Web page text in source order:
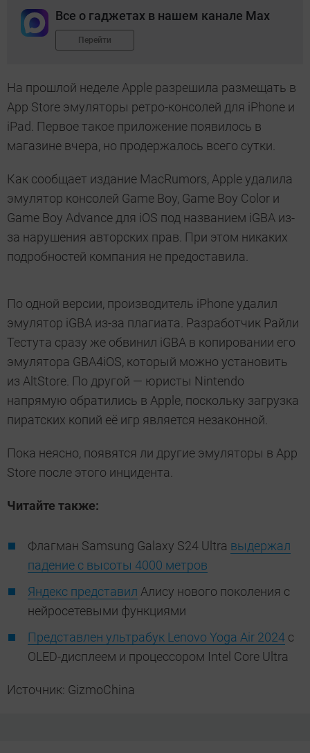
Все о гаджетах в нашем канале Max
Перейти
На прошлой неделе Apple разрешила размещать в
App Store эмуляторы ретро-консолей для iPhone и
iPad. Первое такое приложение появилось в
магазине вчера, но продержалось всего сутки.
Как сообщает издание MacRumors, Apple удалила
эмулятор консолей Game Boy, Game Boy Color и
Game Boy Advance для iOS под названием iGBA из-
за нарушения авторских прав. При этом никаких
подробностей компания не предоставила.
По одной версии, производитель iPhone удалил
эмулятор iGBA из-за плагиата. Разработчик Райли
Тестута сразу же обвинил iGBA в копировании его
эмулятора GBA4iOS, который можно установить
из AltStore. По другой — юристы Nintendo
напрямую обратились в Apple, поскольку загрузка
пиратских копий её игр является незаконной.
Пока неясно, появятся ли другие эмуляторы в App
Store после этого инцидента.
Читайте также:
Флагман Samsung Galaxy S24 Ultra выдержал
падение с высоты 4000 метров
Яндекс представил Алису нового поколения с
нейросетевыми функциями
Представлен ультрабук Lenovo Yoga Air 2024 с
OLED-дисплеем и процессором Intel Core Ultra
Источник: GizmoChina